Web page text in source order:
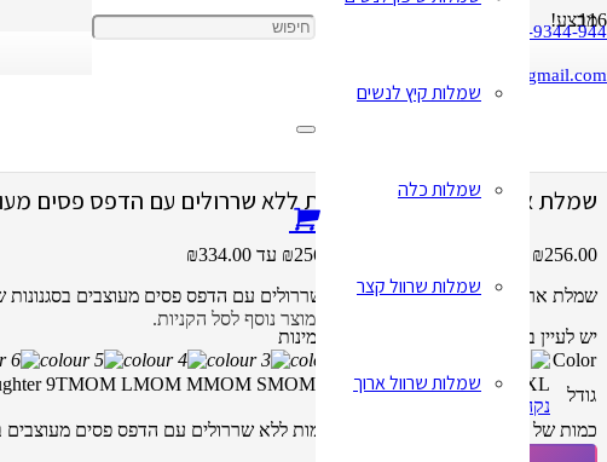
050-9344-944
cbay1818@gmail.com
שמלות קיץ לנשים
שמלות כלה
שמלות שרוול קצר
שמלות שרוול ארוך
מוצר נוסף לסל הקניות.
מבצע!
שמלת ארוכה לאם ולבת תאומות ללא שררולים עם הדפס פסים
₪256.00
שמלת ארוכה לאם ולבת תאומות ללא שררולים עם הדפס פסים מעוצבים בסגנונות
יש לעיין בטבלת המידות לפני שאתם מזמינות
Color
גודל
9TMOM LMOM MMOM SMOM XL MOM XXLMOM XXXL
נקה
כמות של שמלת ארוכה לאם ולבת תאומות ללא שררולים עם הדפס פסים מעוצבים